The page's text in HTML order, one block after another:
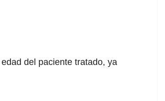
del paciente tratado, ya